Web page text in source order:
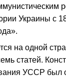
Украины с
на одной
статей.
УССР был